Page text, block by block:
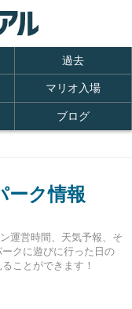
過去
マリオ入場
ブログ
ーク情報
運営時間、天気予報、そ
クに遊びに行った日の
ことができます！